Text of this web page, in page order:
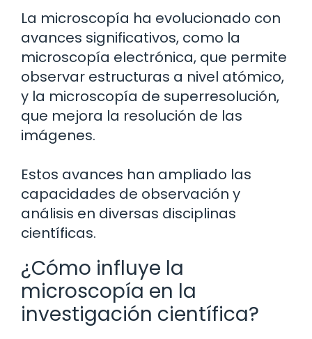
La microscopía ha evolucionado con
avances significativos, como la
microscopía electrónica, que permite
observar estructuras a nivel atómico,
y la microscopía de superresolución,
que mejora la resolución de las
imágenes.
Estos avances han ampliado las
capacidades de observación y
análisis en diversas disciplinas
científicas.
¿Cómo influye la
microscopía en la
investigación científica?